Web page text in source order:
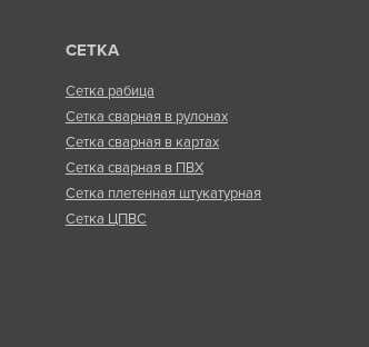
СЕТКА
Сетка рабица
Сетка сварная в рулонах
Сетка сварная в картах
Сетка сварная в ПВХ
Сетка плетенная штукатурная
Сетка ЦПВС